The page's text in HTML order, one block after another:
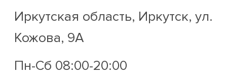
Иркутская область, Иркутск, ул.
Кожова, 9А
Пн-Сб 08:00-20:00